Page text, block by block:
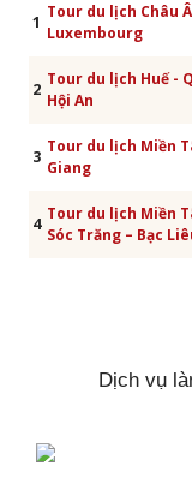
1
Tour du lịch Châu
Luxembourg
2
Tour du lịch Huế -
Hội An
3
Tour du lịch Miền
Giang
4
Tour du lịch Miền
Sóc Trăng – Bạc
Dịch vụ